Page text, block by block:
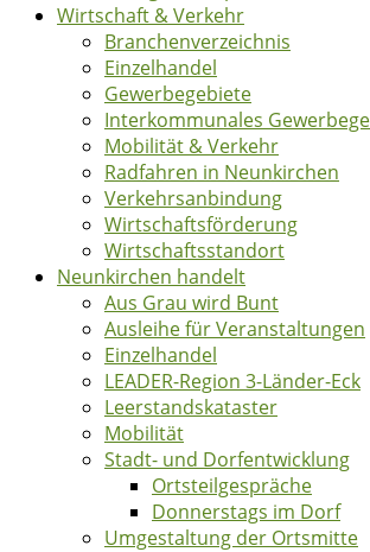
Wirtschaft & Verkehr
Branchenverzeichnis
Einzelhandel
Gewerbegebiete
Interkommunales
Mobilität & Verkehr
Radfahren in Neunkirchen
Verkehrsanbindung
Wirtschaftsförderung
Wirtschaftsstandort
Neunkirchen handelt
Aus Grau wird Bunt
Ausleihe für Veranstaltungen
Einzelhandel
LEADER-Region 3-Länder-Eck
Leerstandskataster
Mobilität
Stadt- und Dorfentwicklung
Ortsteilgespräche
Donnerstags im Dorf
Umgestaltung der Ortsmitte